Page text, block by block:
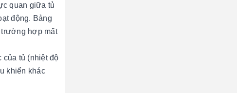
quan giữa tủ
động. Bảng
trường hợp mất
của tủ (nhiệt độ
khiển khác